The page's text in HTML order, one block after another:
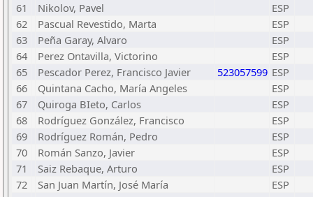
61
Nikolov, Pavel
ESP
62
Pascual Revestido, Marta
ESP
63
Peña Garay, Alvaro
ESP
64
Perez Ontavilla, Victorino
ESP
65
Pescador Perez, Francisco Javier 523057599 ESP
66
Quintana Cacho, María Angeles
ESP
67
Quiroga BIeto, Carlos
ESP
68
Rodríguez González, Francisco
ESP
69
Rodríguez Román, Pedro
ESP
70
Román Sanzo, Javier
ESP
71
Saiz Rebaque, Arturo
ESP
72
San Juan Martín, José María
ESP